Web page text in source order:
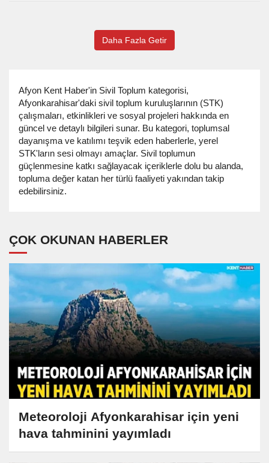
Daha Fazla Getir
Afyon Kent Haber'in Sivil Toplum kategorisi,
Afyonkarahisar'daki sivil toplum kuruluşlarının (STK)
çalışmaları, etkinlikleri ve sosyal projeleri hakkında en
güncel ve detaylı bilgileri sunar. Bu kategori, toplumsal
dayanışma ve katılımı teşvik eden haberlerle, yerel
STK'ların sesi olmayı amaçlar. Sivil toplumun
güçlenmesine katkı sağlayacak içeriklerle dolu bu alanda,
topluma değer katan her türlü faaliyeti yakından takip
edebilirsiniz.
ÇOK OKUNAN HABERLER
Meteoroloji Afyonkarahisar için yeni
hava tahminini yayımladı